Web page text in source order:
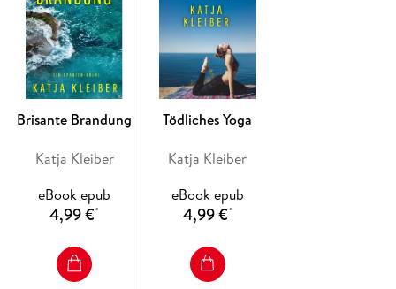
Brisante Brandung
Katja Kleiber
eBook epub
4,99 €*
Tödliches Yoga
Katja Kleiber
eBook epub
4,99 €*